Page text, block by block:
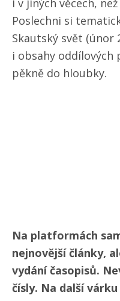
Poslechni si
Skautský svět (únor
i obsahy oddílových
pěkně do hloubky.
Na platformách
nejnovější články,
vydání časopisů.
čísly. Na další